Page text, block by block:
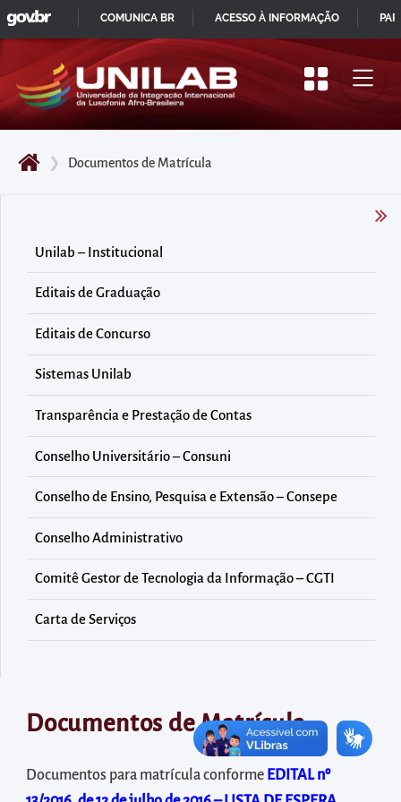
Pular
para
início
do
principal
Acessar
diretamente
o
Acessar
diretamente
área
para
realizar
buscas
internas
Acessar
no
❯ Documentos de Matrícula
Documentos de Matrícula
Documentos para matrícula conforme EDITAL nº
Unilab – Institucional
Editais de Graduação
Editais de Concurso
Sistemas Unilab
Transparência e Prestação de Contas
Conselho Universitário – Consuni
Conselho de Ensino, Pesquisa e Extensão – Consepe
Conselho Administrativo
Comitê Gestor de Tecnologia da Informação – CGTI
Carta de Serviços
IR
PARA
CONTEÚDO
GOVBR
COMUNICA BR ACESSO À INFORMAÇÃO